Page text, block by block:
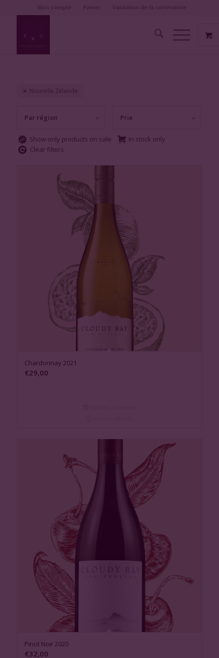
Nouvelle Zélande
Par région Prix
Show only products on sale
In stock only
Clear filters
Chardonnay 2021
€29,00
Pinot Noir 2020
€32,00